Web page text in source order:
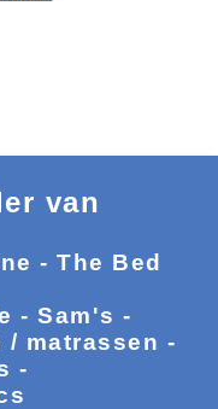
van
- The Bed
- Sam's -
matrassen -
-